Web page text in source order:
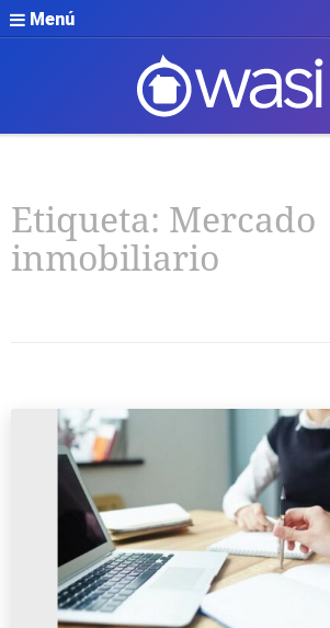
Menú
Etiqueta: Mercado
inmobiliario